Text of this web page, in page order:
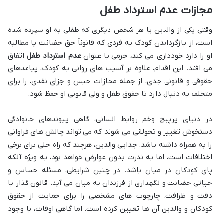
مجازات عدم استرداد طفل
وقتی یکی از والدین یا هر شخص دیگری که طفلی به او سپرده شده
است، از بازگرداندن کودک به فردی که قانوناً حق حضانت یا مطالبه
او را دارد خودداری می کند، جرمی با عنوانعدم استرداد طفلاتفاق
می افتد. این اقدام، علاوه بر آسیب های روانی به کودک، پیامدهای
حقوقی و قانونی جدی، از جمله مجازات حبس و جزای نقدی، را برای
متخلف به دنبال دارد تا حقوق طفل و ولی قانونی او حفظ شود.
در دنیای پرپیچ وخم روابط انسانی، گاهی پیوندهای خانوادگی
دستخوش تغییر و تحولاتی می شوند که می تواند چالش های فراوانی
را به همراه داشته باشد. جدایی والدین، هرچند که راه حلی برای برخی
اختلافات است، اما به ندرت بدون عوارض خواهد بود، به ویژه آنکه
پای کودکان در میان باشد. در چنین شرایطی، مسئله حساس و
حیاتی حضانت و نگهداری از فرزندان به میان می آید. قانون گذار با
دقت و ظرافت، چارچوب های مشخصی را برای حمایت از حقوق
کودکان و والدین آن ها تعیین کرده است. اما گاهی اوقات، با وجود